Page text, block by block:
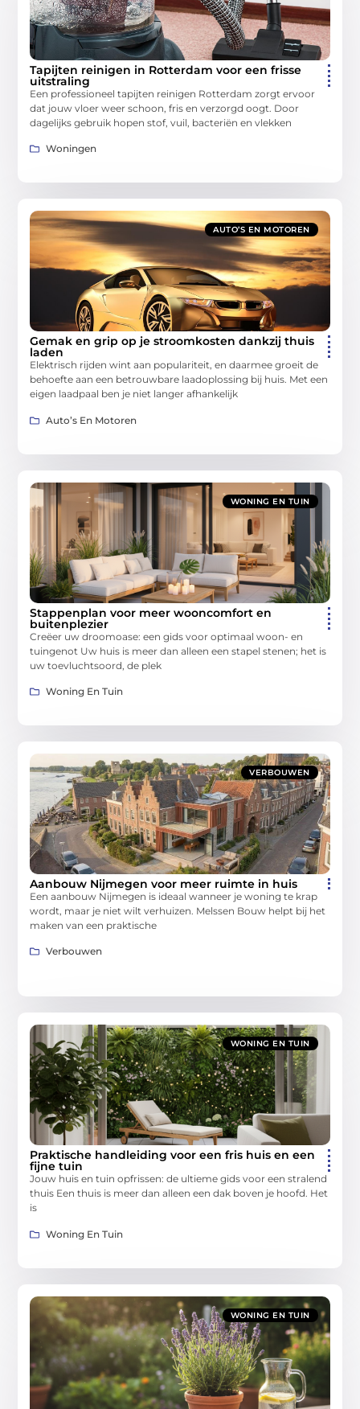
Tapijten reinigen in Rotterdam voor een frisse
uitstraling
Een professioneel tapijten reinigen Rotterdam zorgt ervoor
dat jouw vloer weer schoon, fris en verzorgd oogt. Door
dagelijks gebruik hopen stof, vuil, bacteriën en vlekken
Woningen
AUTO’S EN MOTOREN
Gemak en grip op je stroomkosten dankzij thuis
laden
Elektrisch rijden wint aan populariteit, en daarmee groeit de
behoefte aan een betrouwbare laadoplossing bij huis. Met een
eigen laadpaal ben je niet langer afhankelijk
Auto’s En Motoren
WONING EN TUIN
Stappenplan voor meer wooncomfort en
buitenplezier
Creëer uw droomoase: een gids voor optimaal woon- en
tuingenot Uw huis is meer dan alleen een stapel stenen; het is
uw toevluchtsoord, de plek
Woning En Tuin
VERBOUWEN
Aanbouw Nijmegen voor meer ruimte in huis
Een aanbouw Nijmegen is ideaal wanneer je woning te krap
wordt, maar je niet wilt verhuizen. Melssen Bouw helpt bij het
maken van een praktische
Verbouwen
WONING EN TUIN
Praktische handleiding voor een fris huis en een
fijne tuin
Jouw huis en tuin opfrissen: de ultieme gids voor een stralend
thuis Een thuis is meer dan alleen een dak boven je hoofd. Het
is
Woning En Tuin
WONING EN TUIN